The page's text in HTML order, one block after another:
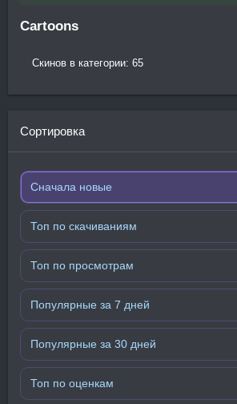
Cartoons
Скинов в категории: 65
Сортировка
Сначала новые
Топ по скачиваниям
Топ по просмотрам
Популярные за 7 дней
Популярные за 30 дней
Топ по оценкам